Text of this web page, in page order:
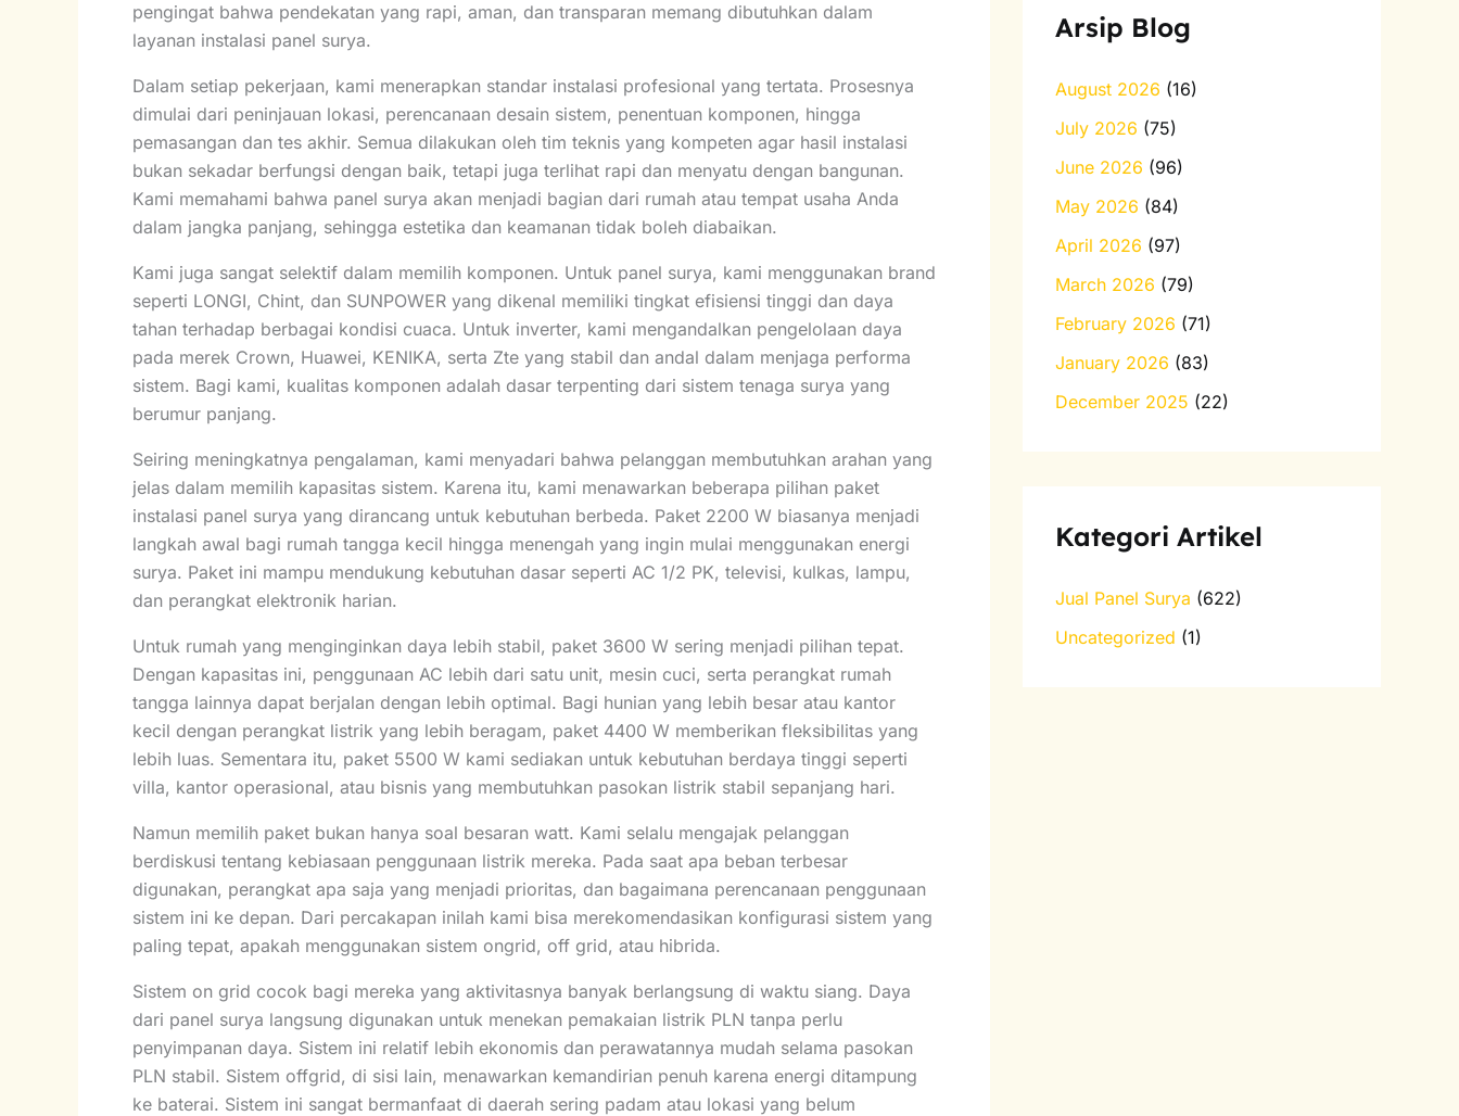
pengingat bahwa pendekatan yang rapi, aman, dan transparan memang dibutuhkan dalam
layanan instalasi panel surya.
Dalam setiap pekerjaan, kami menerapkan standar instalasi profesional yang tertata. Prosesnya
dimulai dari peninjauan lokasi, perencanaan desain sistem, penentuan komponen, hingga
pemasangan dan tes akhir. Semua dilakukan oleh tim teknis yang kompeten agar hasil instalasi
bukan sekadar berfungsi dengan baik, tetapi juga terlihat rapi dan menyatu dengan bangunan.
Kami memahami bahwa panel surya akan menjadi bagian dari rumah atau tempat usaha Anda
dalam jangka panjang, sehingga estetika dan keamanan tidak boleh diabaikan.
Kami juga sangat selektif dalam memilih komponen. Untuk panel surya, kami menggunakan brand
seperti LONGI, Chint, dan SUNPOWER yang dikenal memiliki tingkat efisiensi tinggi dan daya
tahan terhadap berbagai kondisi cuaca. Untuk inverter, kami mengandalkan pengelolaan daya
pada merek Crown, Huawei, KENIKA, serta Zte yang stabil dan andal dalam menjaga performa
sistem. Bagi kami, kualitas komponen adalah dasar terpenting dari sistem tenaga surya yang
berumur panjang.
Seiring meningkatnya pengalaman, kami menyadari bahwa pelanggan membutuhkan arahan yang
jelas dalam memilih kapasitas sistem. Karena itu, kami menawarkan beberapa pilihan paket
instalasi panel surya yang dirancang untuk kebutuhan berbeda. Paket 2200 W biasanya menjadi
langkah awal bagi rumah tangga kecil hingga menengah yang ingin mulai menggunakan energi
surya. Paket ini mampu mendukung kebutuhan dasar seperti AC 1/2 PK, televisi, kulkas, lampu,
dan perangkat elektronik harian.
Untuk rumah yang menginginkan daya lebih stabil, paket 3600 W sering menjadi pilihan tepat.
Dengan kapasitas ini, penggunaan AC lebih dari satu unit, mesin cuci, serta perangkat rumah
tangga lainnya dapat berjalan dengan lebih optimal. Bagi hunian yang lebih besar atau kantor
kecil dengan perangkat listrik yang lebih beragam, paket 4400 W memberikan fleksibilitas yang
lebih luas. Sementara itu, paket 5500 W kami sediakan untuk kebutuhan berdaya tinggi seperti
villa, kantor operasional, atau bisnis yang membutuhkan pasokan listrik stabil sepanjang hari.
Namun memilih paket bukan hanya soal besaran watt. Kami selalu mengajak pelanggan
berdiskusi tentang kebiasaan penggunaan listrik mereka. Pada saat apa beban terbesar
digunakan, perangkat apa saja yang menjadi prioritas, dan bagaimana perencanaan penggunaan
sistem ini ke depan. Dari percakapan inilah kami bisa merekomendasikan konfigurasi sistem yang
paling tepat, apakah menggunakan sistem ongrid, off grid, atau hibrida.
Sistem on grid cocok bagi mereka yang aktivitasnya banyak berlangsung di waktu siang. Daya
dari panel surya langsung digunakan untuk menekan pemakaian listrik PLN tanpa perlu
penyimpanan daya. Sistem ini relatif lebih ekonomis dan perawatannya mudah selama pasokan
PLN stabil. Sistem offgrid, di sisi lain, menawarkan kemandirian penuh karena energi ditampung
ke baterai. Sistem ini sangat bermanfaat di daerah sering padam atau lokasi yang belum
Arsip Blog
August 2026 (16)
July 2026 (75)
June 2026 (96)
May 2026 (84)
April 2026 (97)
March 2026 (79)
February 2026 (71)
January 2026 (83)
December 2025 (22)
Kategori Artikel
Jual Panel Surya (622)
Uncategorized (1)